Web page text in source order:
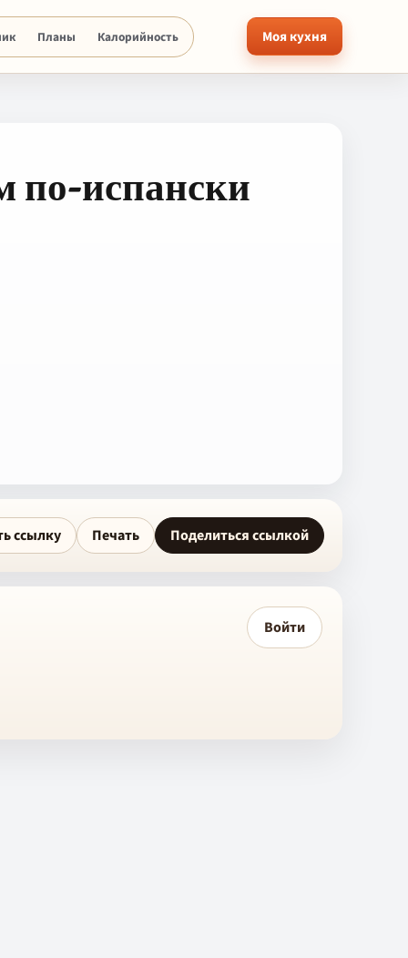
Планы Калорийность Моя кухня
по-испански
ссылку Печать Поделиться ссылкой
Войти